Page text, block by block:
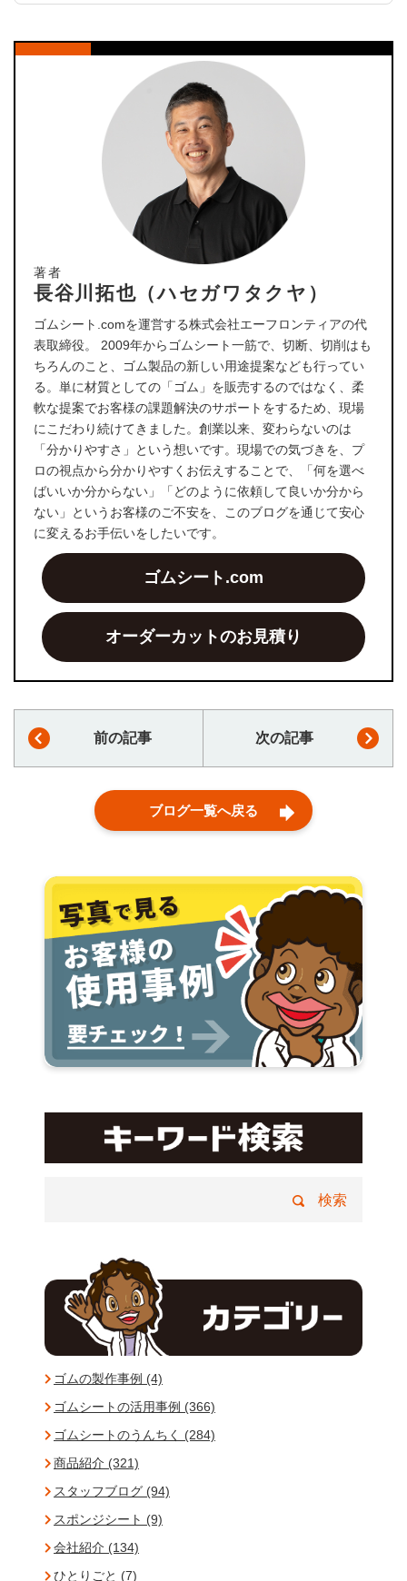
著者
長谷川拓也（ハセガワタクヤ）
ゴムシート.comを運営する株式会社エーフロンティアの代
表取締役。 2009年からゴムシート一筋で、切断、切削はも
ちろんのこと、ゴム製品の新しい用途提案なども行ってい
る。単に材質としての「ゴム」を販売するのではなく、柔
軟な提案でお客様の課題解決のサポートをするため、現場
にこだわり続けてきました。創業以来、変わらないのは
「分かりやすさ」という想いです。現場での気づきを、プ
ロの視点から分かりやすくお伝えすることで、「何を選べ
ばいいか分からない」「どのように依頼して良いか分から
ない」というお客様のご不安を、このブログを通じて安心
に変えるお手伝いをしたいです。
ゴムシート.com
オーダーカットのお見積り
前の記事 次の記事
ブログ一覧へ戻る
ゴムの製作事例 (4)
ゴムシートの活用事例 (366)
ゴムシートのうんちく (284)
商品紹介 (321)
スタッフブログ (94)
スポンジシート (9)
会社紹介 (134)
ひとりごと (7)